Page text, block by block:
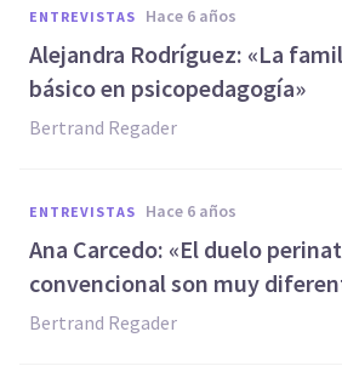
ENTREVISTAS hace 6 años
Alejandra Rodríguez: «La
básico en psicopedagogía»
Bertrand Regader
ENTREVISTAS hace 6 años
Ana Carcedo: «El duelo
convencional son muy
Bertrand Regader